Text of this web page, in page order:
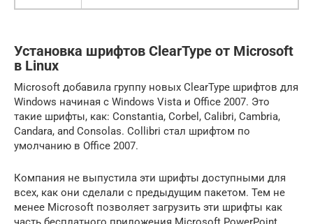
Установка шрифтов ClearType от Microsoft
в Linux
Microsoft добавила группу новых ClearType шрифтов для
Windows начиная с Windows Vista и Office 2007. Это
такие шрифты, как: Constantia, Corbel, Calibri, Cambria,
Candara, and Consolas. Collibri стал шрифтом по
умолчанию в Office 2007.
Компания не выпустила эти шрифты доступными для
всех, как они сделали с предыдущим пакетом. Тем не
менее Microsoft позволяет загрузить эти шрифты как